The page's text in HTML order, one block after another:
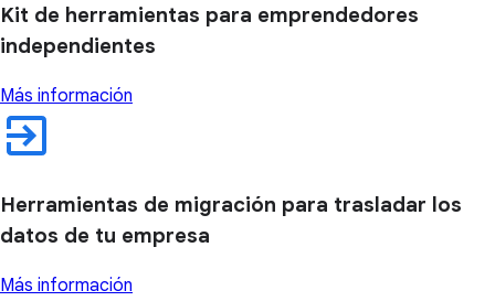
Kit de herramientas para emprendedores
independientes
Más información
Herramientas de migración para trasladar los
datos de tu empresa
Más información